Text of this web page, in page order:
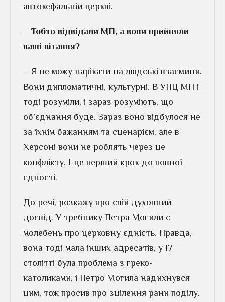
автокефальній церкві.
– Тобто відвідали МП, а вони прийняли
ваші вітання?
– Я не можу нарікати на людські взаємини.
Вони дипломатичні, культурні. В УПЦ МП і
тоді розуміли, і зараз розуміють, що
об’єднання буде. Зараз воно відбулося не
за їхнім бажанням та сценарієм, але в
Херсоні вони не роблять через це
конфлікту. І це перший крок до повної
єдності.
До речі, розкажу про свій духовний
досвід. У требнику Петра Могили є
молебень про церковну єдність. Правда,
вона тоді мала інших адресатів, у 17
столітті була проблема з греко-
католиками, і Петро Могила надихнувся
цим, тож просив про зцілення рани поділу.